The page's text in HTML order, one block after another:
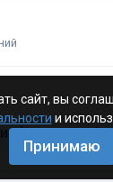
сайт, вы
и
Принимаю